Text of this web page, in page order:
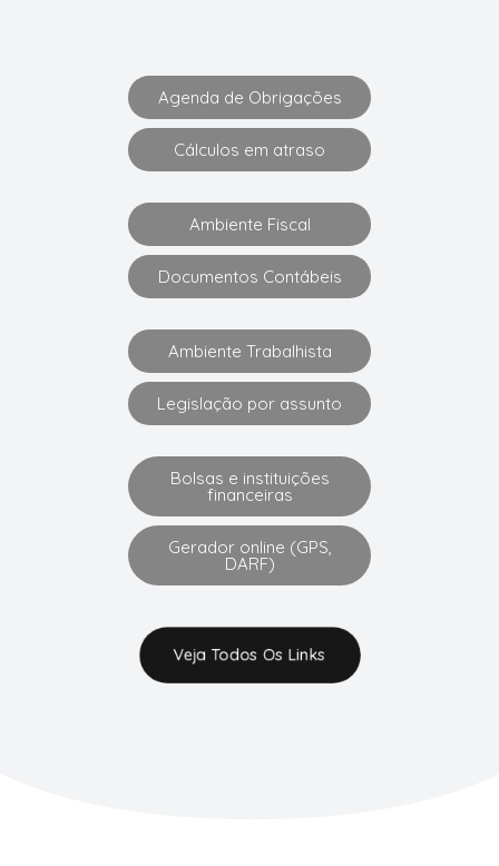
Agenda de Obrigações
Cálculos em atraso
Ambiente Fiscal
Documentos Contábeis
Ambiente Trabalhista
Legislação por assunto
Bolsas e instituições
financeiras
Gerador online (GPS,
DARF)
Veja Todos Os Links